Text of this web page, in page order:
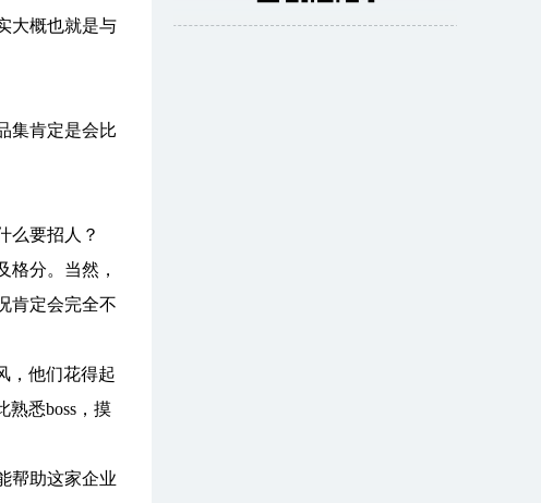
大概也就是与
集肯定是会比
么要招人？
分。当然，
肯定会完全不
，他们花得起
熟悉boss，摸
帮助这家企业